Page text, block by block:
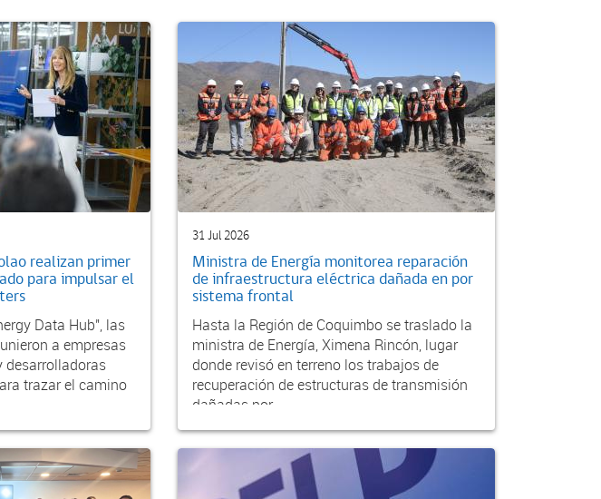
realizan primer
para impulsar el
Data Hub", las
a empresas
desarrolladoras
trazar el camino
31 Jul 2026
Ministra de Energía monitorea reparación
de infraestructura eléctrica dañada en por
sistema frontal
Hasta la Región de Coquimbo se traslado la
ministra de Energía, Ximena Rincón, lugar
donde revisó en terreno los trabajos de
recuperación de estructuras de transmisión
dañadas por...